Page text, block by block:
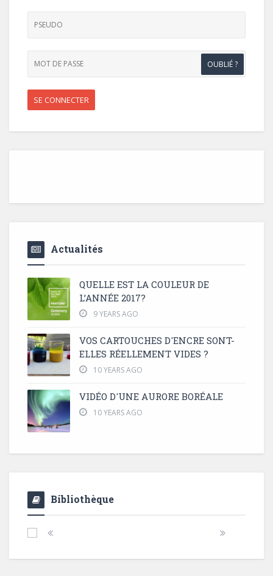
OUBLIÉ ?
Actualités
QUELLE EST LA COULEUR DE
L’ANNÉE 2017?
9 YEARS AGO
VOS CARTOUCHES D'ENCRE SONT-
ELLES RÉELLEMENT VIDES ?
10 YEARS AGO
VIDÉO D'UNE AURORE BORÉALE
10 YEARS AGO
Bibliothèque